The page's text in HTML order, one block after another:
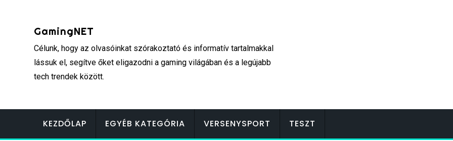
GamingNET
Célunk, hogy az olvasóinkat szórakoztató és informatív tartalmakkal
lássuk el, segítve őket eligazodni a gaming világában és a legújabb
tech trendek között.
KEZDŐLAP EGYÉB KATEGÓRIA VERSENYSPORT TESZT